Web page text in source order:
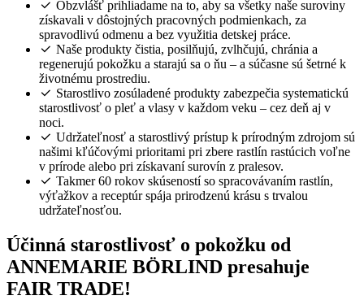
Obzvlášť prihliadame na to, aby sa všetky naše suroviny
získavali v dôstojných pracovných podmienkach, za
spravodlivú odmenu a bez využitia detskej práce.
Naše produkty čistia, posilňujú, zvlhčujú, chránia a
regenerujú pokožku a starajú sa o ňu – a súčasne sú šetrné k
životnému prostrediu.
Starostlivo zosúladené produkty zabezpečia systematickú
starostlivosť o pleť a vlasy v každom veku – cez deň aj v
noci.
Udržateľnosť a starostlivý prístup k prírodným zdrojom sú
našimi kľúčovými prioritami pri zbere rastlín rastúcich voľne
v prírode alebo pri získavaní surovín z pralesov.
Takmer 60 rokov skúseností so spracovávaním rastlín,
výťažkov a receptúr spája prirodzenú krásu s trvalou
udržateľnosťou.
Účinná starostlivosť o pokožku od
ANNEMARIE BÖRLIND presahuje
FAIR TRADE!